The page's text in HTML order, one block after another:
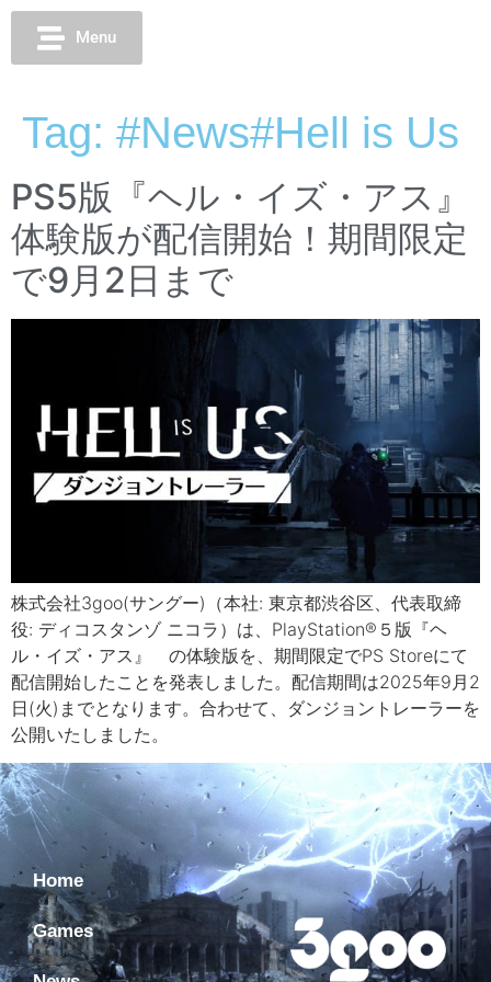
Menu
Tag: #News#Hell is Us
PS5版『ヘル・イズ・アス』
体験版が配信開始！期間限定
で9月2日まで
株式会社3goo(サングー)（本社: 東京都渋谷区、代表取締
役: ディコスタンゾ ニコラ）は、PlayStation®５版『ヘ
ル・イズ・アス』 の体験版を、期間限定でPS Storeにて
配信開始したことを発表しました。配信期間は2025年9月2
日(火)までとなります。合わせて、ダンジョントレーラーを
公開いたしました。
Home
Games